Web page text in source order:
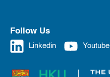
Follow Us
Linkedin Youtube